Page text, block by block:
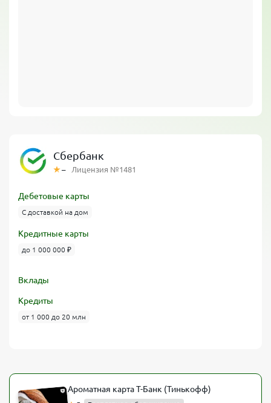
Сбербанк
– Лицензия №1481
Дебетовые карты
С доставкой на дом
Кредитные карты
до 1 000 000 ₽
Вклады
Кредиты
от 1 000 до 20 млн
Ароматная карта Т-Банк (Тинькофф)